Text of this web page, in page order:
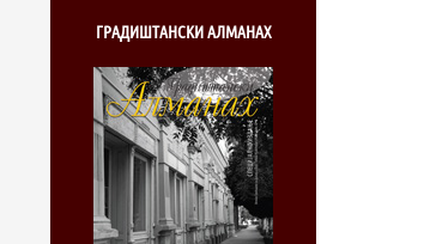
ГРАДИШТАНСКИ АЛМАНАХ